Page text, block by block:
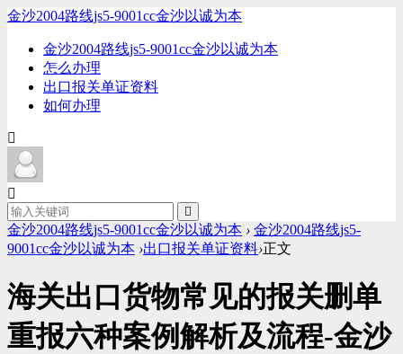
金沙2004路线js5-9001cc金沙以诚为本
金沙2004路线js5-9001cc金沙以诚为本
怎么办理
出口报关单证资料
如何办理
金沙2004路线js5-9001cc金沙以诚为本 › 金沙2004路线js5-
9001cc金沙以诚为本 ›出口报关单证资料›正文
海关出口货物常见的报关删单
重报六种案例解析及流程-金沙